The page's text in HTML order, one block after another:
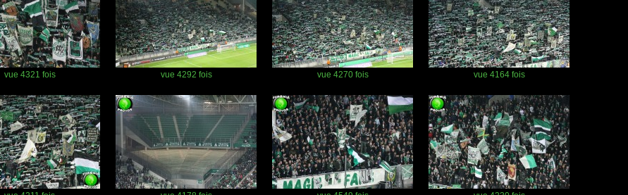
vue 4321 fois vue 4292 fois vue 4270 fois vue 4164 fois